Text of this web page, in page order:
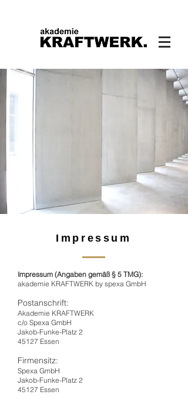
Impressum
Impressum (Angaben gemäß § 5 TMG):
akademie KRAFTWERK by spexa GmbH
Postanschrift:
Akademie KRAFTWERK
c/o Spexa GmbH
Jakob-Funke-Platz 2
45127 Essen
Firmensitz:
Spexa GmbH
Jakob-Funke-Platz 2
45127 Essen